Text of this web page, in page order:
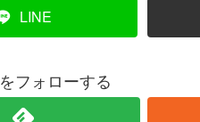
LINE
フォローする